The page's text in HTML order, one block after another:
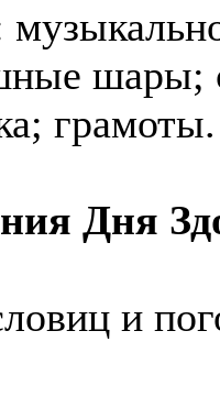
шары;
грамоты.
Дня
и